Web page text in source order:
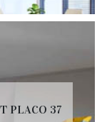
PLACO 37